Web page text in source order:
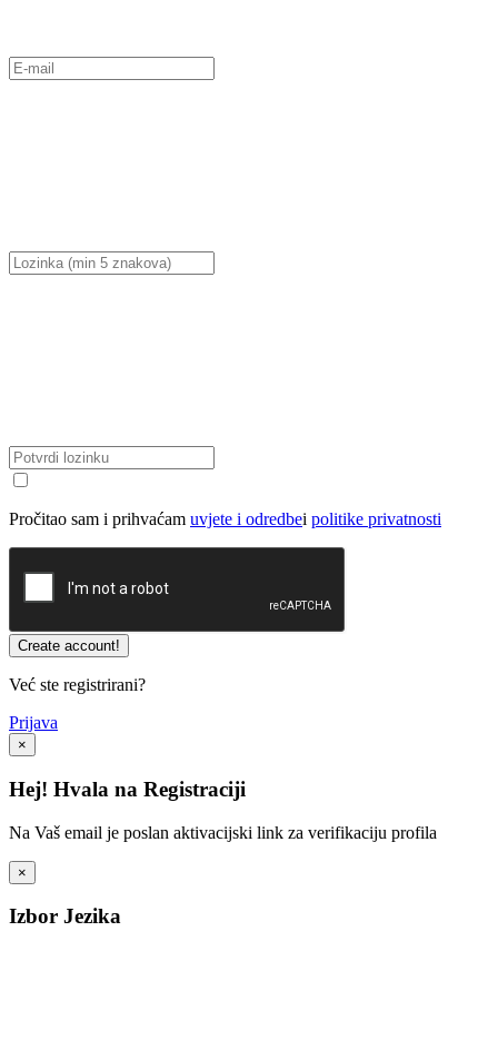
Pročitao sam i prihvaćam uvjete i odredbei politike privatnosti
Već ste registrirani?
Prijava
×
Hej! Hvala na Registraciji
Na Vaš email je poslan aktivacijski link za verifikaciju profila
×
Izbor Jezika